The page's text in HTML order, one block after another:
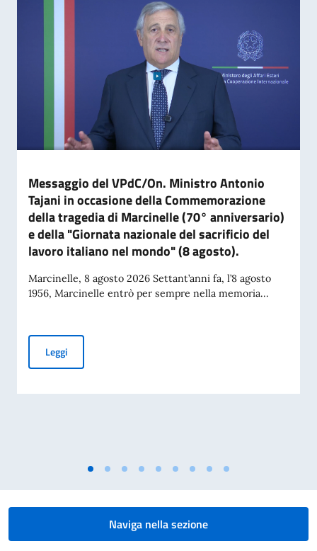
Messaggio del VPdC/On. Ministro Antonio
Tajani in occasione della Commemorazione
della tragedia di Marcinelle (70° anniversario)
e della "Giornata nazionale del sacrificio del
lavoro italiano nel mondo" (8 agosto).
Marcinelle, 8 agosto 2026 Settant’anni fa, l’8 agosto
1956, Marcinelle entrò per sempre nella memoria...
LeggiMessaggio del VPdC/On. Ministro Antonio Tajani in
Naviga nella sezione